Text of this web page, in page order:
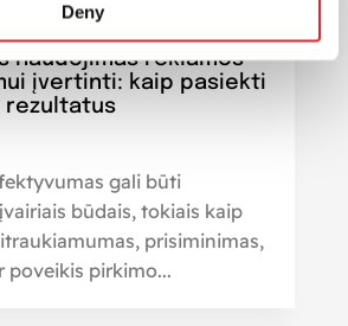
Deny
naudojimas reklamos
įvertinti: kaip pasiekti
rezultatus
gali būti
būdais, tokiais kaip
prisiminimas,
poveikis pirkimo...